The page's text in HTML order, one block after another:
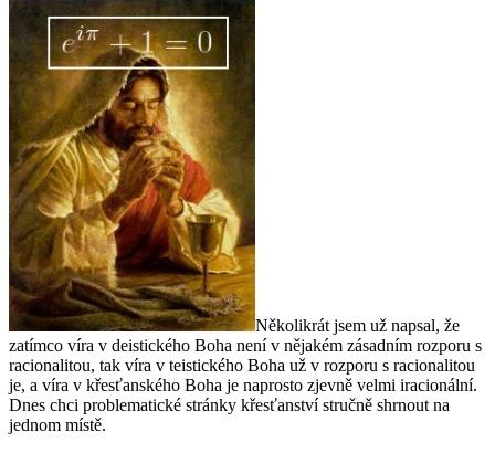
Několikrát jsem už napsal, že
zatímco víra v deistického Boha není v nějakém zásadním rozporu s
racionalitou, tak víra v teistického Boha už v rozporu s racionalitou
je, a víra v křesťanského Boha je naprosto zjevně velmi iracionální.
Dnes chci problematické stránky křesťanství stručně shrnout na
jednom místě.